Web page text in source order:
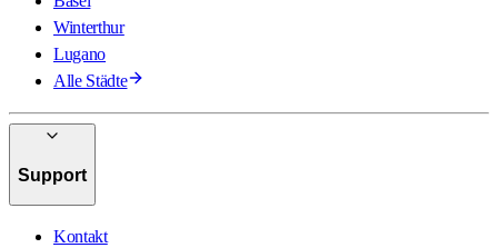
Winterthur
Lugano
Alle Städte
Support
Kontakt